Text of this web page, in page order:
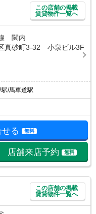
この店舗の掲載
賃貸物件一覧へ
関内
真砂町3-32 小泉ビル3F
/馬車道駅
る 無料
店舗来店予約 無料
この店舗の掲載
賃貸物件一覧へ